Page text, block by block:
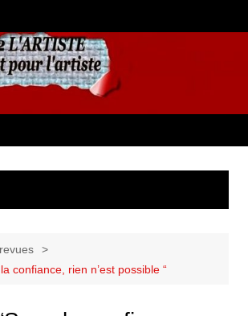
confiance, rien n’est possible “